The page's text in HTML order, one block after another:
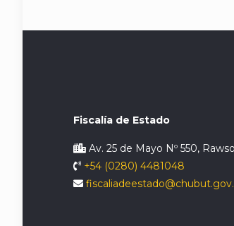
Fiscalía de Estado
Av. 25 de Mayo Nº 550,
+54 (0280) 4481048